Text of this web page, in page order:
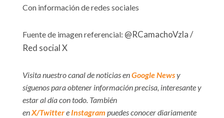
Con información de redes sociales
Fuente de imagen referencial: @RCamachoVzla /
Red social X
Visita nuestro canal de noticias enGoogle Newsy
síguenos para obtener información precisa, interesante y
estar al día con todo. También
enX/Twittere Instagram puedes conocer diariamente